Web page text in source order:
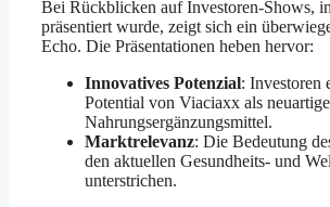
Bei Rückblicken auf Investoren-Shows,
präsentiert wurde, zeigt sich ein
Echo. Die Präsentationen heben hervor:
Innovatives Potenzial: Investoren
Potential von Viaciaxx als
Nahrungsergänzungsmittel.
Marktrelevanz: Die Bedeutung
den aktuellen Gesundheits- und
unterstrichen.